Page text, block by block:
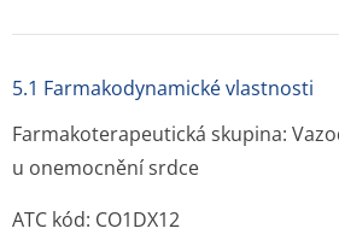
5.1 Farmakodynamické vlastnosti
Farmakoterapeutická skupina:
u onemocnění srdce
ATC kód: CO1DX12